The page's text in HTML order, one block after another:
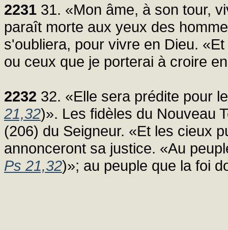
2231 31. «Mon âme, à son tour,
paraît morte aux yeux des
s'oubliera, pour vivre en Dieu.
ou ceux que je porterai à croire
2232 32. «Elle sera prédite pour
21,32)». Les fidèles du Nouveau
(206) du Seigneur. «Et les cieux
annonceront sa justice. «Au
Ps 21,32)»; au peuple que la foi